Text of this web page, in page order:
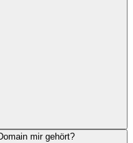
mir gehört?